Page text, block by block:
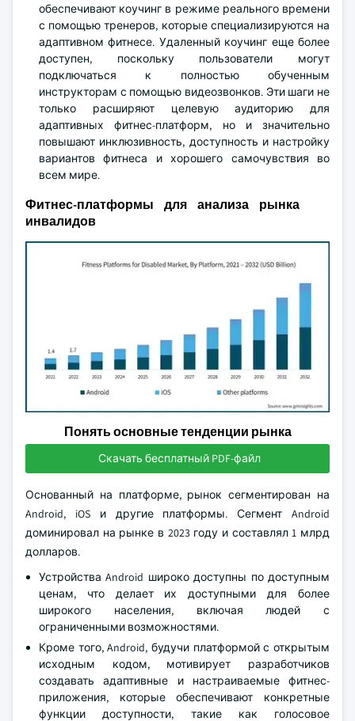
обеспечивают коучинг в режиме реального времени
с помощью тренеров, которые специализируются на
адаптивном фитнесе. Удаленный коучинг еще более
доступен, поскольку пользователи могут
подключаться к полностью обученным
инструкторам с помощью видеозвонков. Эти шаги не
только расширяют целевую аудиторию для
адаптивных фитнес-платформ, но и значительно
повышают инклюзивность, доступность и настройку
вариантов фитнеса и хорошего самочувствия во
всем мире.
Фитнес-платформы для анализа рынка
инвалидов
Понять основные тенденции рынка
Скачать бесплатный PDF-файл
Основанный на платформе, рынок сегментирован на
Android, iOS и другие платформы. Сегмент Android
доминировал на рынке в 2023 году и составлял 1 млрд
долларов.
Устройства Android широко доступны по доступным
ценам, что делает их доступными для более
широкого населения, включая людей с
ограниченными возможностями.
Кроме того, Android, будучи платформой с открытым
исходным кодом, мотивирует разработчиков
создавать адаптивные и настраиваемые фитнес-
приложения, которые обеспечивают конкретные
функции доступности, такие как голосовое